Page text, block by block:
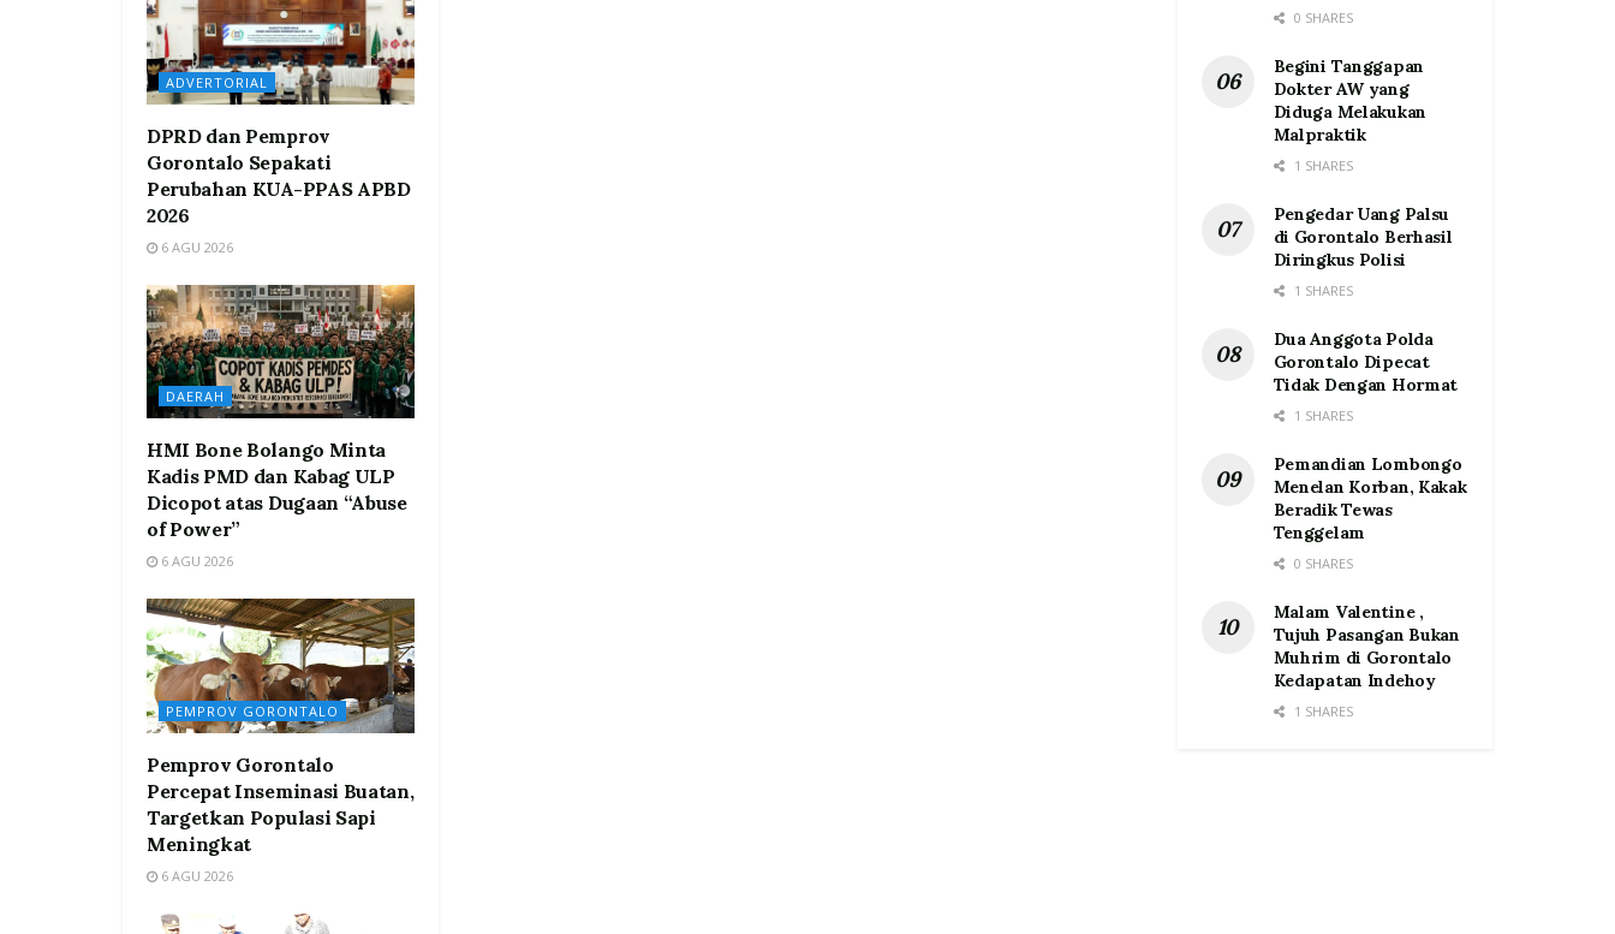
ADVERTORIAL
DPRD dan Pemprov
Gorontalo Sepakati
Perubahan KUA-PPAS APBD
2026
6 AGU 2026
DAERAH
HMI Bone Bolango Minta
Kadis PMD dan Kabag ULP
Dicopot atas Dugaan “Abuse
of Power”
6 AGU 2026
PEMPROV GORONTALO
Pemprov Gorontalo
Percepat Inseminasi Buatan,
Targetkan Populasi Sapi
Meningkat
6 AGU 2026
0 SHARES
Begini Tanggapan
Dokter AW yang
Diduga Melakukan
Malpraktik
1 SHARES
Pengedar Uang Palsu
di Gorontalo Berhasil
Diringkus Polisi
1 SHARES
Dua Anggota Polda
Gorontalo Dipecat
Tidak Dengan Hormat
1 SHARES
Pemandian Lombongo
Menelan Korban, Kakak
Beradik Tewas
Tenggelam
0 SHARES
Malam Valentine ,
Tujuh Pasangan Bukan
Muhrim di Gorontalo
Kedapatan Indehoy
1 SHARES